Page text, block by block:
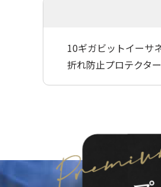
10ギガビットイーサ
折れ防止プロテクタ